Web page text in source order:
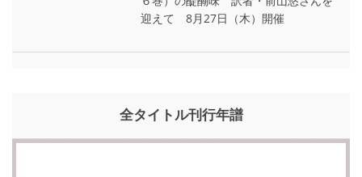
迎えて 8月27日（木）開催
全タイトル刊行年譜